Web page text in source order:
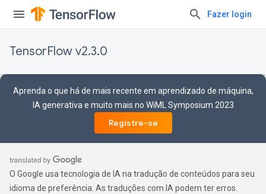
Fazer login
TensorFlow v2.3.0
Aprenda o que há de mais recente em aprendizado de máquina,
IA generativa e muito mais no WiML Symposium 2023
Registre-se
O Google usa tecnologia de IA na tradução de conteúdos para seu
idioma de preferência. As traduções com IA podem ter erros.